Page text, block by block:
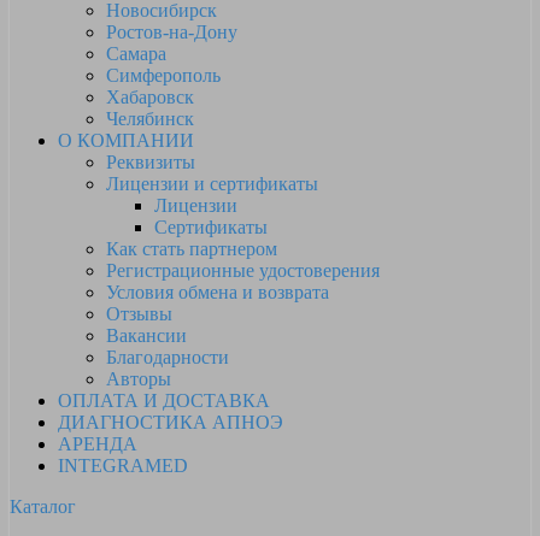
Новосибирск
Ростов-на-Дону
Самара
Симферополь
Хабаровск
Челябинск
О КОМПАНИИ
Реквизиты
Лицензии и сертификаты
Лицензии
Сертификаты
Как стать партнером
Регистрационные удостоверения
Условия обмена и возврата
Отзывы
Вакансии
Благодарности
Авторы
ОПЛАТА И ДОСТАВКА
ДИАГНОСТИКА АПНОЭ
АРЕНДА
INTEGRAMED
Каталог